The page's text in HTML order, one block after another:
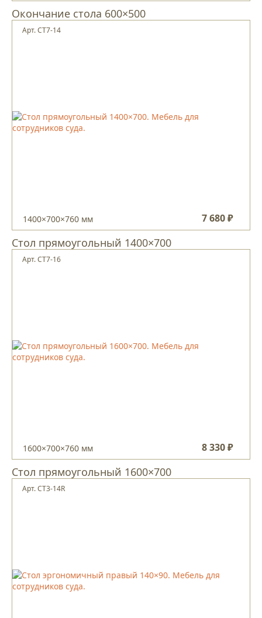
Окончание стола 600×500
1400×700×760 мм 7 680 ₽
Арт. СТ7-14
Стол прямоугольный 1400×700
1600×700×760 мм 8 330 ₽
Арт. СТ7-16
Стол прямоугольный 1600×700
Арт. CT3-14R